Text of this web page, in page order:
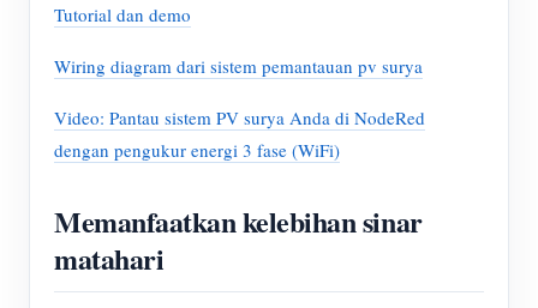
Tutorial dan demo
Wiring diagram dari sistem pemantauan pv surya
Video: Pantau sistem PV surya Anda di NodeRed
dengan pengukur energi 3 fase (WiFi)
Memanfaatkan kelebihan sinar
matahari